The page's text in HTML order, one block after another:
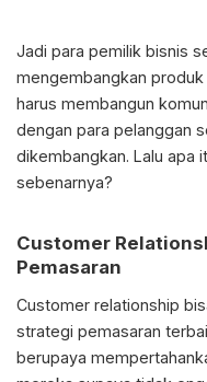
Jadi para pemilik bisnis
mengembangkan
harus membangun
dengan para pelanggan
dikembangkan. Lalu apa
sebenarnya?
Customer
Pemasaran
Customer relationship
strategi pemasaran
berupaya